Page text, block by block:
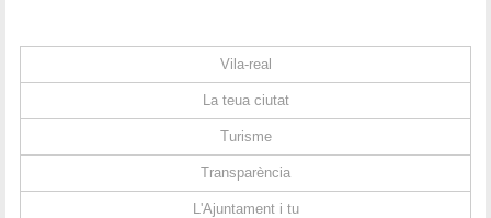
Vila-real
La teua ciutat
Turisme
Transparència
L'Ajuntament i tu